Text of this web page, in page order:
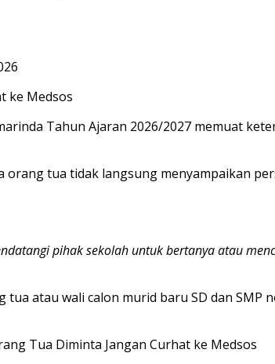
Tahun Ajaran 2026/2027 memuat
tua tidak langsung menyampaikan
pihak sekolah untuk bertanya atau
atau wali calon murid baru SD dan SMP